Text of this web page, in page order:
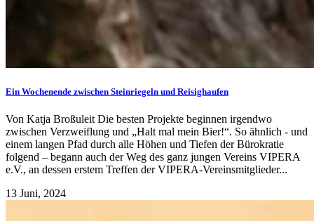
Ein Wochenende zwischen Steinriegeln und Reisighaufen
Von Katja Broßuleit Die besten Projekte beginnen irgendwo
zwischen Verzweiflung und „Halt mal mein Bier!“. So ähnlich - und
einem langen Pfad durch alle Höhen und Tiefen der Bürokratie
folgend – begann auch der Weg des ganz jungen Vereins VIPERA
e.V., an dessen erstem Treffen der VIPERA-Vereinsmitglieder...
13 Juni, 2024